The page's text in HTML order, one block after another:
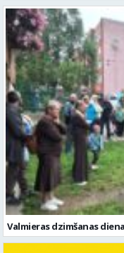
Valmieras dzimšanas